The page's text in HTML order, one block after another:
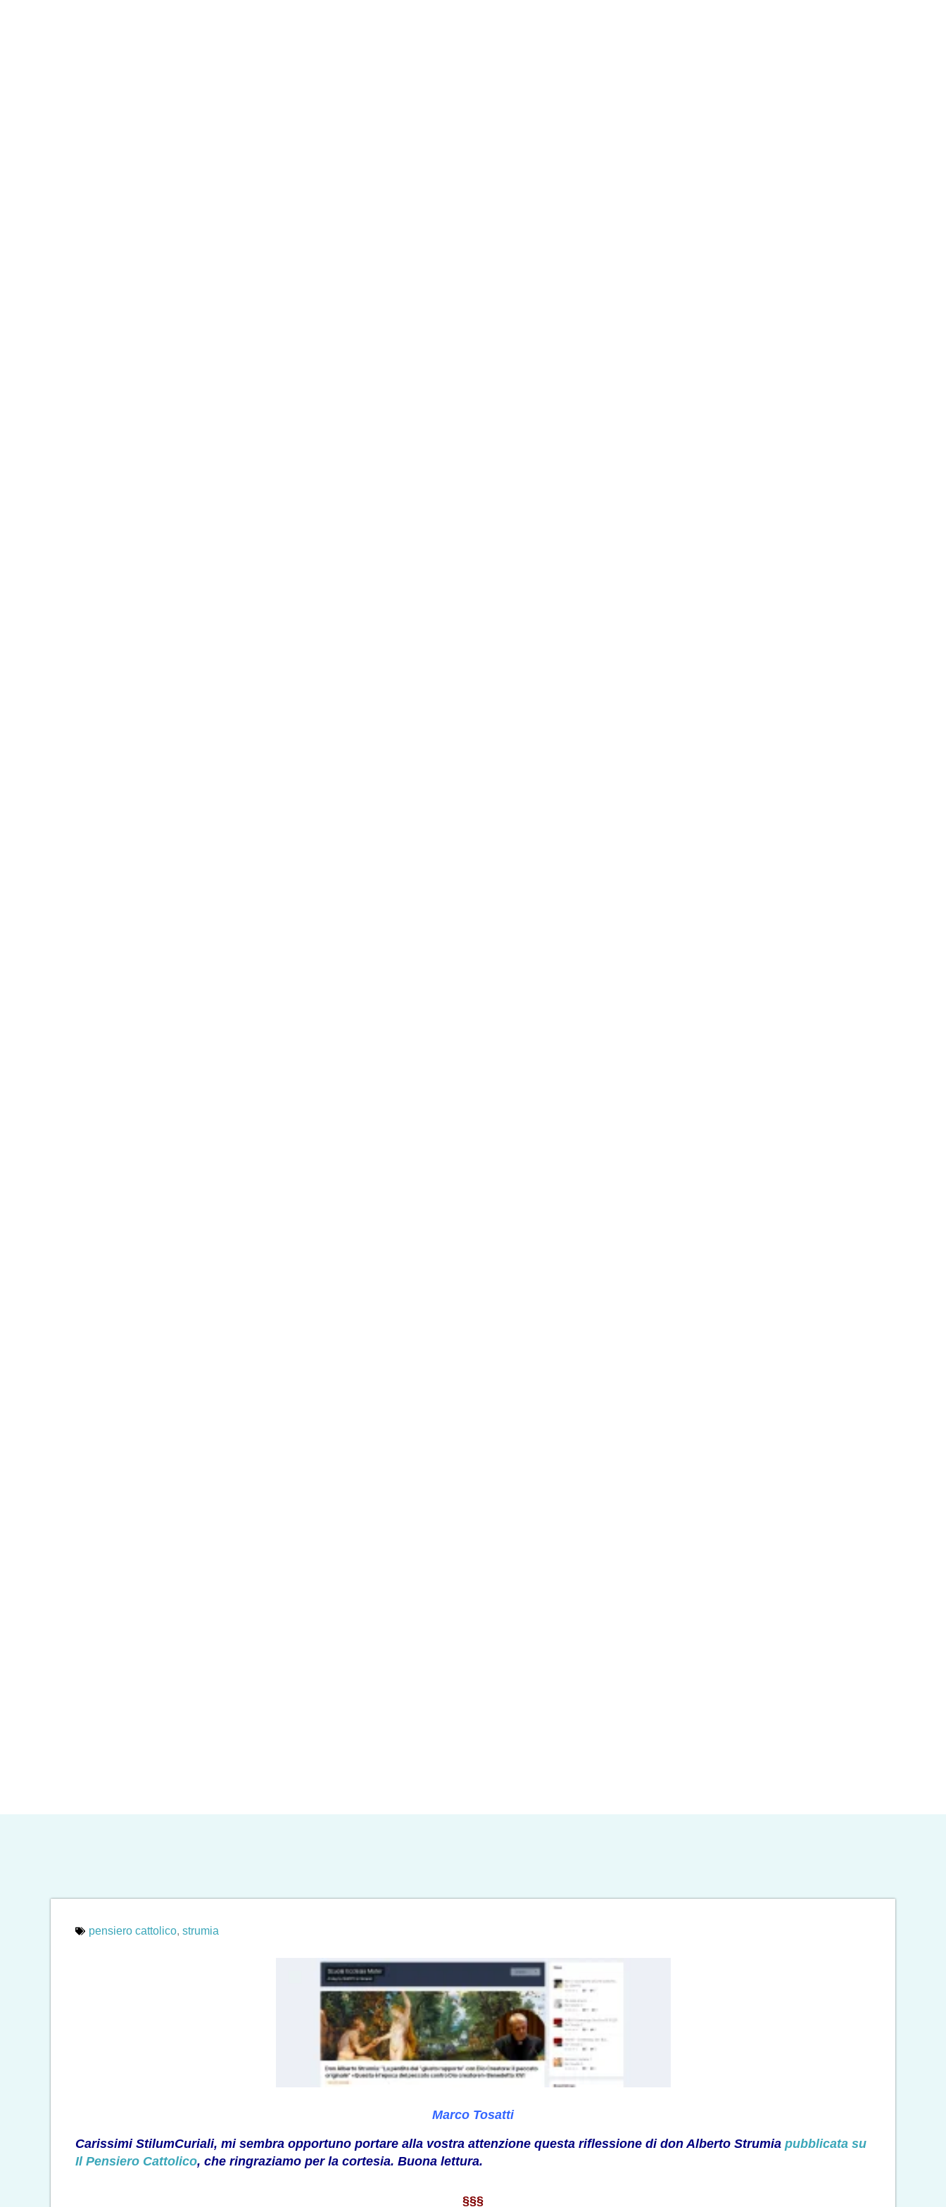
pensiero cattolico, strumia
Marco Tosatti
Carissimi StilumCuriali, mi sembra opportuno portare alla vostra attenzione questa riflessione di don Alberto Strumia pubblicata su
Il Pensiero Cattolico, che ringraziamo per la cortesia. Buona lettura.
§§§